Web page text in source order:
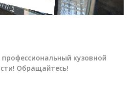
кузовной
Обращайтесь!